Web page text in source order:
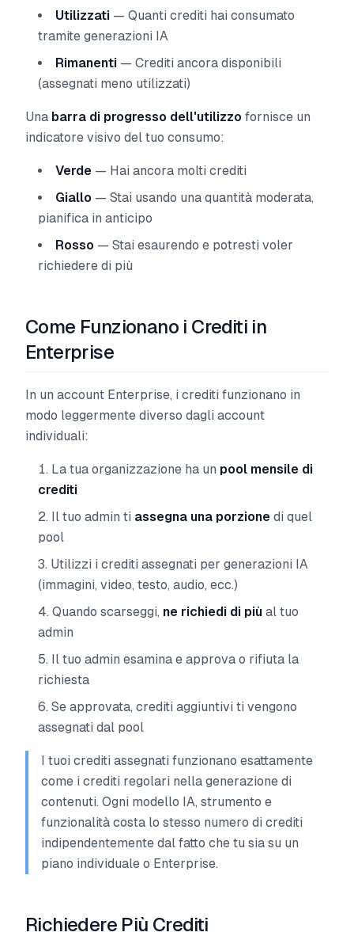
Utilizzati — Quanti crediti hai consumato
tramite generazioni IA
Rimanenti — Crediti ancora disponibili
(assegnati meno utilizzati)
Una barra di progresso dell'utilizzo fornisce un
indicatore visivo del tuo consumo:
Verde — Hai ancora molti crediti
Giallo — Stai usando una quantità moderata,
pianifica in anticipo
Rosso — Stai esaurendo e potresti voler
richiedere di più
Come Funzionano i Crediti in
Enterprise
In un account Enterprise, i crediti funzionano in
modo leggermente diverso dagli account
individuali:
La tua organizzazione ha un pool mensile di
crediti
Il tuo admin ti assegna una porzione di quel
pool
Utilizzi i crediti assegnati per generazioni IA
(immagini, video, testo, audio, ecc.)
Quando scarseggi, ne richiedi di più al tuo
admin
Il tuo admin esamina e approva o rifiuta la
richiesta
Se approvata, crediti aggiuntivi ti vengono
assegnati dal pool
I tuoi crediti assegnati funzionano esattamente
come i crediti regolari nella generazione di
contenuti. Ogni modello IA, strumento e
funzionalità costa lo stesso numero di crediti
indipendentemente dal fatto che tu sia su un
piano individuale o Enterprise.
Richiedere Più Crediti